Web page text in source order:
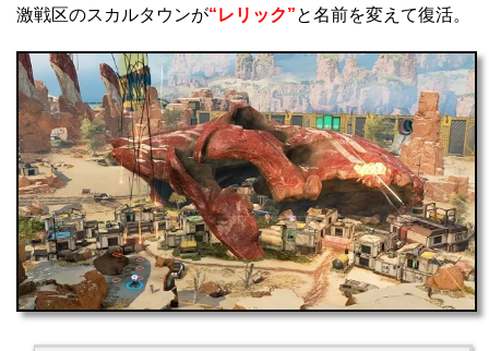
激戦区のスカルタウンが“レリック”と名前を変えて復活。